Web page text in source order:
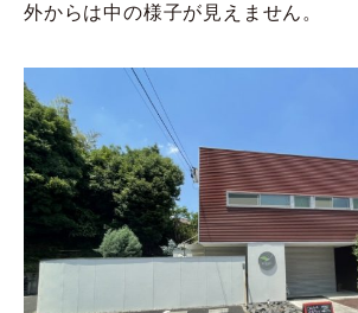
外からは中の様子が見えません。